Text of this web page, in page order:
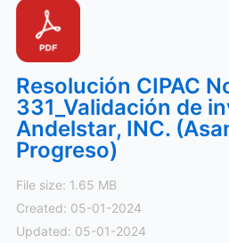
Resolución CIPAC
331_Validación de
Andelstar, INC.
Progreso)
File size: 1.65 MB
Created: 05-01-2024
Updated: 05-01-2024